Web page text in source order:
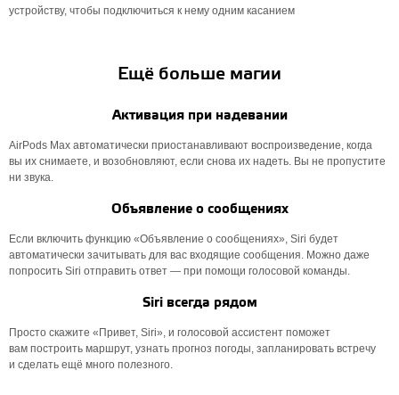
устройству, чтобы подключиться к нему одним касанием
Ещё больше магии
Активация при надевании
AirPods Max автоматически приостанавливают воспроизведение, когда
вы их снимаете, и возобновляют, если снова их надеть. Вы не пропустите
ни звука.
Объявление о сообщениях
Если включить функцию «Объявление о сообщениях», Siri будет
автоматически зачитывать для вас входящие сообщения. Можно даже
попросить Siri отправить ответ — при помощи голосовой команды.
Siri всегда рядом
Просто скажите «Привет, Siri», и голосовой ассистент поможет
вам построить маршрут, узнать прогноз погоды, запланировать встречу
и сделать ещё много полезного.